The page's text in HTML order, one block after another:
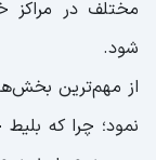
مختلف در
شود.
از مهم‌ترین
نمود؛ چرا که